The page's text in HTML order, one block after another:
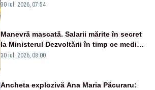
30 iul. 2026, 07:54
Manevră mascată. Salarii mărite în secret
la Ministerul Dezvoltării în timp ce medicii
ies în stradă
30 iul. 2026, 08:00
Ancheta explozivă Ana Maria Păcuraru: